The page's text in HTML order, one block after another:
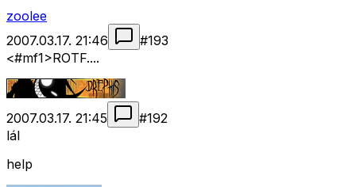
zoolee
2007.03.17. 21:46
#193
<#mf1>ROTF....
2007.03.17. 21:45 #192
lál
help